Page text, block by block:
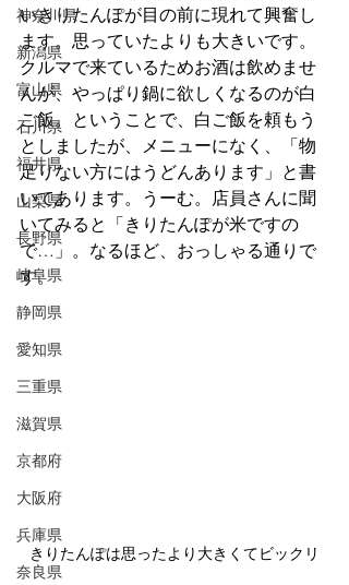
神奈川県
新潟県
富山県
石川県
福井県
山梨県
長野県
岐阜県
静岡県
愛知県
三重県
滋賀県
京都府
大阪府
兵庫県
奈良県
いきりたんぽが目の前に現れて興奮し
ます。思っていたよりも大きいです。
クルマで来ているためお酒は飲めませ
んが、やっぱり鍋に欲しくなるのが白
ご飯。ということで、白ご飯を頼もう
としましたが、メニューになく、「物
足りない方にはうどんあります」と書
いてあります。うーむ。店員さんに聞
いてみると「きりたんぽが米ですの
で…」。なるほど、おっしゃる通りで
す。
きりたんぽは思ったより大きくてビックリ